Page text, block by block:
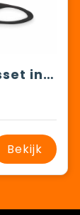
MASKSET - Reisset in kartonnen koker
Bekijk